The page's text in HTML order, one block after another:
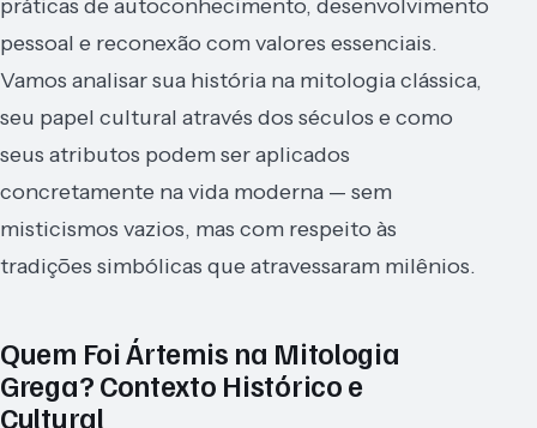
pessoal e reconexão com valores essenciais.
Vamos analisar sua história na mitologia clássica,
seu papel cultural através dos séculos e como
seus atributos podem ser aplicados
concretamente na vida moderna — sem
misticismos vazios, mas com respeito às
tradições simbólicas que atravessaram milênios.
Quem Foi Ártemis na Mitologia
Grega? Contexto Histórico e
Cultural